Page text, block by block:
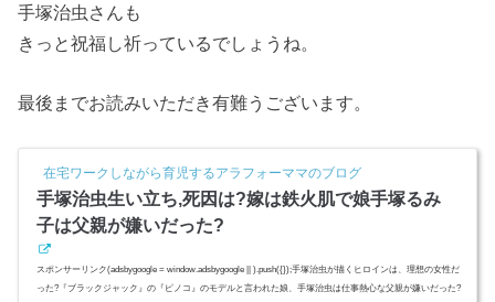
手塚治虫さんも
きっと祝福し祈っているでしょうね。
最後までお読みいただき有難うございます。
在宅ワークしながら育児するアラフォーママのブログ
手塚治虫生い立ち,死因は?嫁は鉄火肌で娘手塚るみ
子は父親が嫌いだった?
スポンサーリンク(adsbygoogle = window.adsbygoogle || ).push({});手塚治虫が描くヒロインは、理想の女性だ
った?『ブラックジャック』の『ピノコ』のモデルと言われた娘、手塚治虫は仕事熱心な父親が嫌いだった?